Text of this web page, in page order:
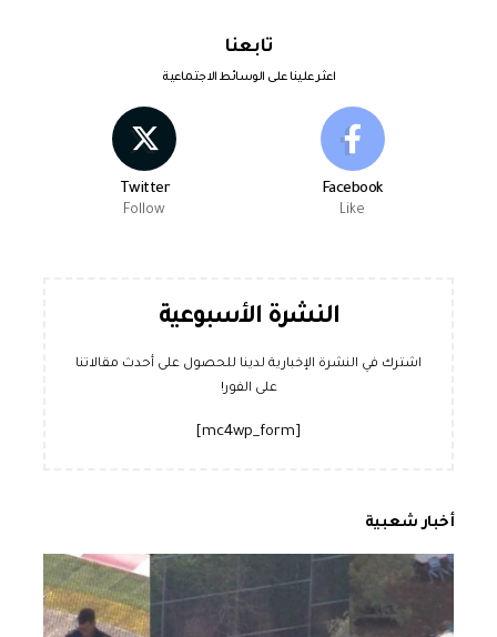
تابعنا
اعثر علينا على الوسائط الاجتماعية
Facebook
Like
Twitter
Follow
النشرة الأسبوعية
اشترك في النشرة الإخبارية لدينا للحصول على أحدث مقالاتنا
على الفور!
أخبار شعبية